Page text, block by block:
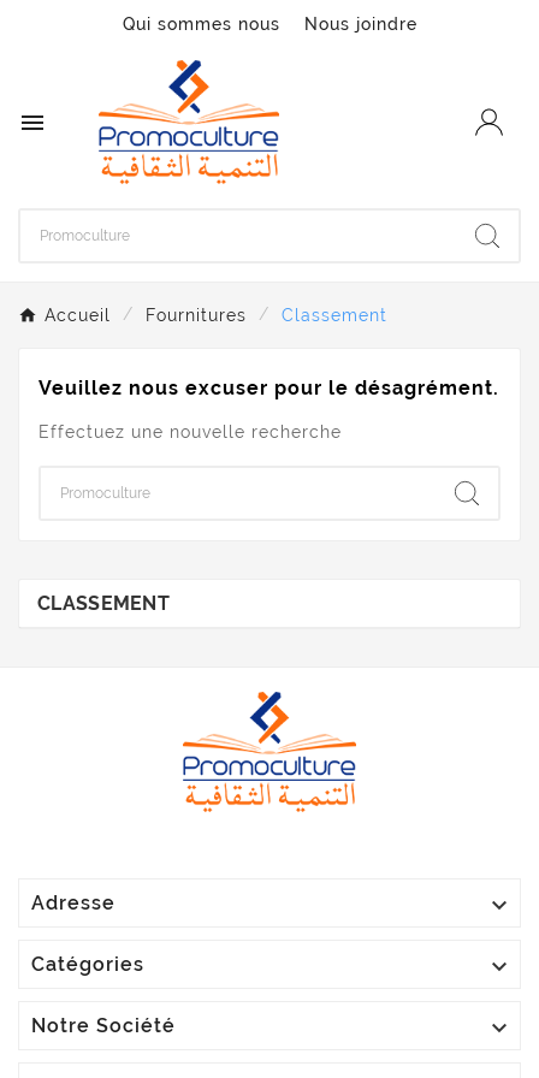
Qui sommes nous Nous joindre

Accueil Fournitures Classement
Veuillez nous excuser pour le désagrément.
Effectuez une nouvelle recherche
CLASSEMENT
Adresse 
Catégories 
Notre Société 